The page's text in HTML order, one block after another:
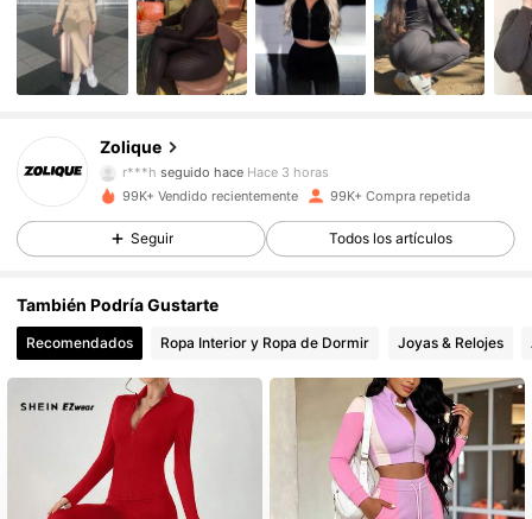
Zolique
r***h seguido hace Hace 3 horas
73K Seguidores
99K+ Vendido recientemente 99K+ Compra repetida
Seguir Todos los artículos
También Podría Gustarte
Recomendados Ropa Interior y Ropa de Dormir Joyas & Relojes